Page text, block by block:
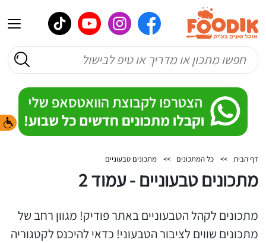
דף הבית >> כל המתכונים >> מתכונים טבעוניים
מתכונים טבעוניים - עמוד 2
מתכונים לקהל הטבעוניים באתר פודיק! מגוון רחב של
מתכונים שווים לציבור הטבעוני! כדאי להיכנס לקטגוריה